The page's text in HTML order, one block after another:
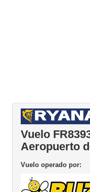
Vuelo
Aeropuerto
Vuelo operado por: